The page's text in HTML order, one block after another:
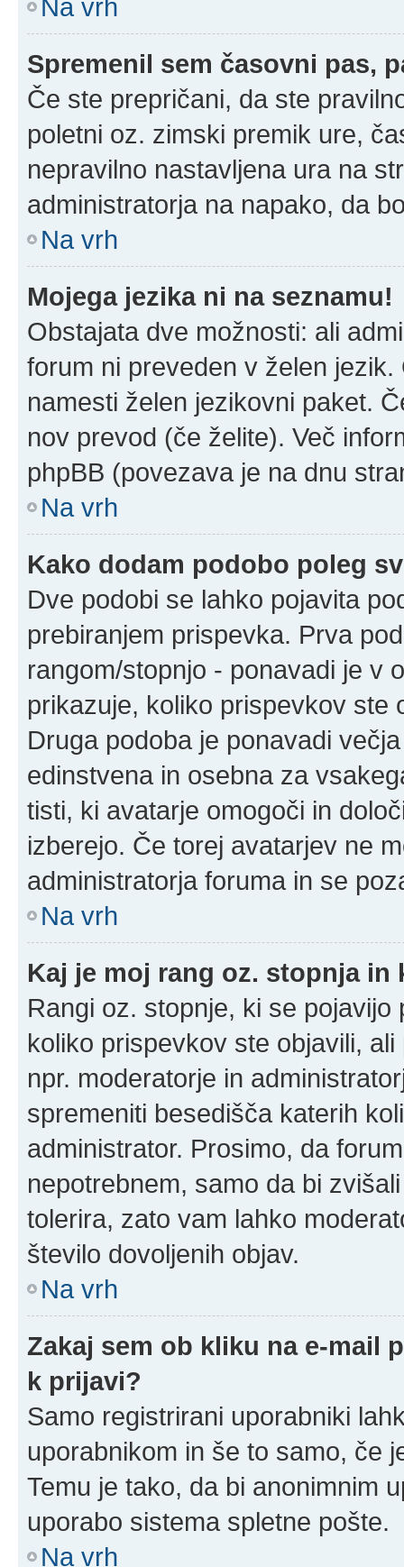
Na vrh
Spremenil sem časovni pas,
Če ste prepričani, da ste
poletni oz. zimski premik ure,
nepravilno nastavljena ura na
administratorja na napako, da
Na vrh
Mojega jezika ni na seznamu!
Obstajata dve možnosti: ali
forum ni preveden v želen
namesti želen jezikovni paket.
nov prevod (če želite). Več
phpBB (povezava je na dnu
Na vrh
Kako dodam podobo poleg
Dve podobi se lahko pojavita
prebiranjem prispevka. Prva
rangom/stopnjo - ponavadi je v
prikazuje, koliko prispevkov ste
Druga podoba je ponavadi
edinstvena in osebna za
tisti, ki avatarje omogoči in
izberejo. Če torej avatarjev ne
administratorja foruma in se
Na vrh
Kaj je moj rang oz. stopnja in
Rangi oz. stopnje, ki se
koliko prispevkov ste objavili,
npr. moderatorje in
spremeniti besedišča katerih
administrator. Prosimo, da
nepotrebnem, samo da bi
tolerira, zato vam lahko
število dovoljenih objav.
Na vrh
Zakaj sem ob kliku na e-mail
k prijavi?
Samo registrirani uporabniki
uporabnikom in še to samo, če
Temu je tako, da bi anonimnim
uporabo sistema spletne pošte.
Na vrh